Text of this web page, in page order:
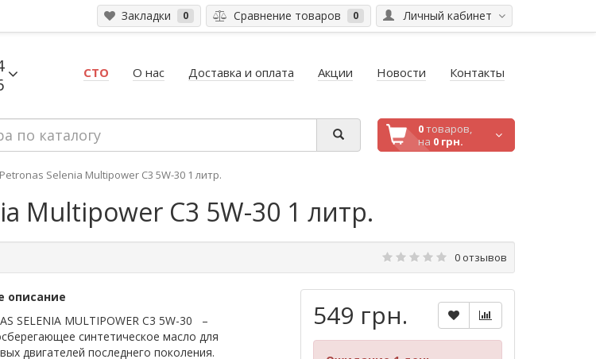
Личный кабинет
Закладки 0 Сравнение товаров 0
СТО О нас Доставка и оплата Акции Новости Контакты
0товаров,
на 0 грн.
Selenia Multipower C3 5W-30 1 литр.
Multipower C3 5W-30 1 литр.
0 отзывов
описание
SELENIA MULTIPOWER C3 5W-30 –
синтетическое масло для
двигателей последнего поколения.
549 грн.